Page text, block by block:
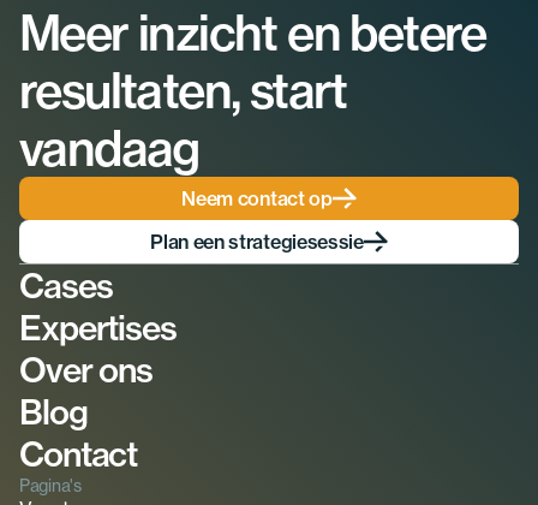
Meer inzicht en betere
resultaten, start
vandaag
Neem contact op
Plan een strategiesessie
Cases
Expertises
Over ons
Blog
Contact
Pagina's